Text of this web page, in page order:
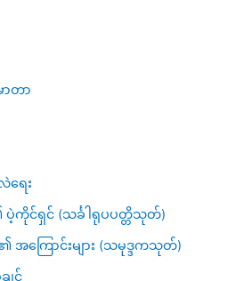
ာတာ
ရေး
င်ရှင် (သင်္ခါရုပပတ္တိသုတ်)
အကြောင်းများ (သမုဒ္ဒကသုတ်)
ျင်